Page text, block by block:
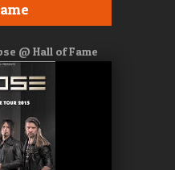
@ Hall of Fame